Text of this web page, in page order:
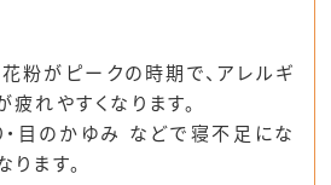
花粉がピークの時期で、アレルギ
疲れやすくなります。
・目のかゆみ などで寝不足にな
ります。